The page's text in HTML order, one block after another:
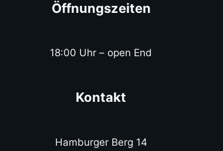
Öffnungszeiten
18:00 Uhr – open End
Kontakt
Hamburger Berg 14